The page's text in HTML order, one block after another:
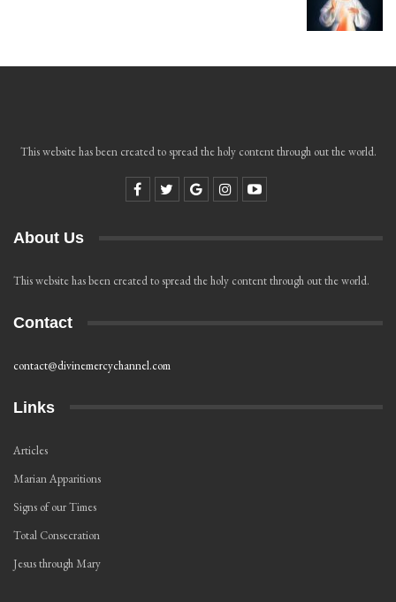
This website has been created to spread the holy content through out the world.
About Us
This website has been created to spread the holy content through out the world.
Contact
contact@divinemercychannel.com
Links
Articles
Marian Apparitions
Signs of our Times
Total Consecration
Jesus through Mary